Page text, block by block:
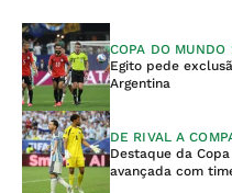
COPA DO MUNDO
Egito pede
Argentina
DE RIVAL A
Destaque da
avançada com